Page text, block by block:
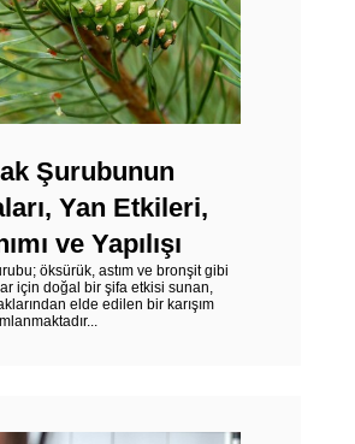
Şurubunun
Yan Etkileri,
ve Yapılışı
öksürük, astım ve bronşit gibi
için doğal bir şifa etkisi sunan,
elde edilen bir karışım